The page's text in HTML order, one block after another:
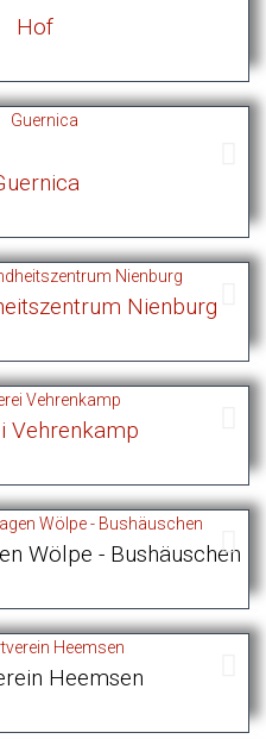
Hof
Nienburg
Vehrenkamp
Wölpe - Bushäuschen
Heemsen